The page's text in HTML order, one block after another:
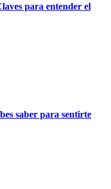
para entender el
saber para sentirte